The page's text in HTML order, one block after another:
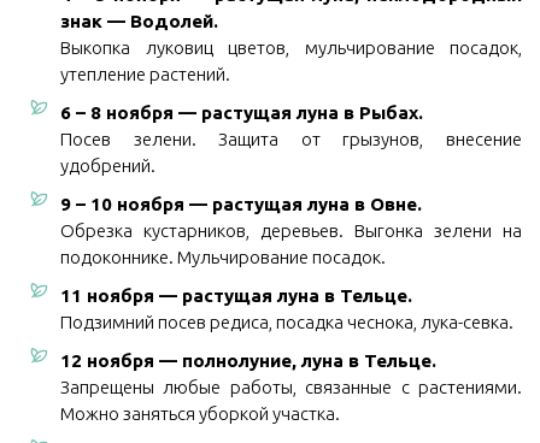
знак — Водолей.
Выкопка луковиц цветов, мульчирование посадок,
утепление растений.
6 – 8 ноября — растущая луна в Рыбах.
Посев зелени. Защита от грызунов, внесение
удобрений.
9 – 10 ноября — растущая луна в Овне.
Обрезка кустарников, деревьев. Выгонка зелени на
подоконнике. Мульчирование посадок.
11 ноября — растущая луна в Тельце.
Подзимний посев редиса, посадка чеснока, лука-севка.
12 ноября — полнолуние, луна в Тельце.
Запрещены любые работы, связанные с растениями.
Можно заняться уборкой участка.